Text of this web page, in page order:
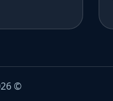
© 2026 النسر للشحن الدولي. جميع الحقوق محفوظة.